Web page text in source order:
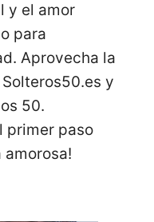
y el amor
para
Aprovecha la
y
50.
primer paso